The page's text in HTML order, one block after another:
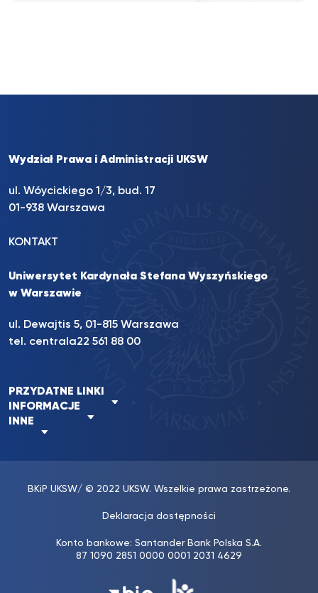
Wydział Prawa i Administracji UKSW
ul. Wóycickiego 1/3, bud. 17
01-938 Warszawa
KONTAKT
Uniwersytet Kardynała Stefana Wyszyńskiego
w Warszawie
ul. Dewajtis 5, 01-815 Warszawa
tel. centrala22 561 88 00
PRZYDATNE LINKI
INFORMACJE
INNE
BKiP UKSW/ © 2022 UKSW. Wszelkie prawa zastrzeżone.
Deklaracja dostępności
Konto bankowe: Santander Bank Polska S.A.
87 1090 2851 0000 0001 2031 4629